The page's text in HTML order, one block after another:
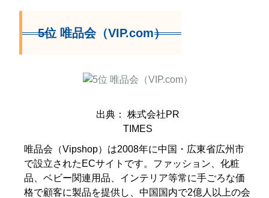
5位 唯品会（VIP.com）
出典： 株式会社PR
TIMES
唯品会（Vipshop）は2008年に中国・広東省広州市
で設立されたECサイトです。ファッション、化粧
品、ベビー関連用品、インテリア等常に手ごろな価
格で顧客に製品を提供し、中国国内で2億人以上の会